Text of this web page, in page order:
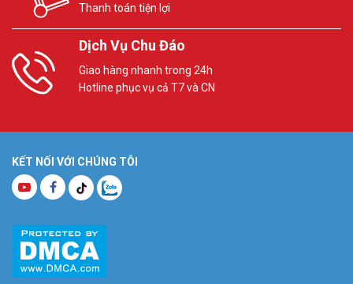
Thanh toán tiện lợi
Dịch Vụ Chu Đáo
Giao hàng nhanh trong 24h
Hotline phục vụ cả T7 và CN
KẾT NỐI VỚI CHÚNG TÔI